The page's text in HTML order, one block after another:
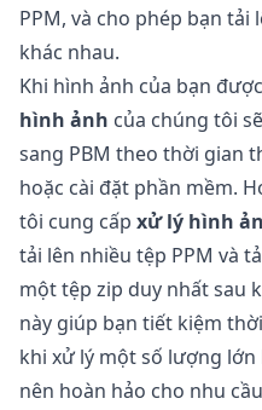
PPM, và cho phép bạn tải
khác nhau.
Khi hình ảnh của bạn
hình ảnh của chúng tôi
sang PBM theo thời gian
hoặc cài đặt phần mềm.
tôi cung cấp xử lý hình
tải lên nhiều tệp PPM và
một tệp zip duy nhất sau
này giúp bạn tiết kiệm
khi xử lý một số lượng
nên hoàn hảo cho nhu